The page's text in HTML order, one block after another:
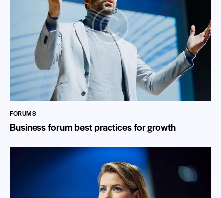
FORUMS
Business forum best practices for growth